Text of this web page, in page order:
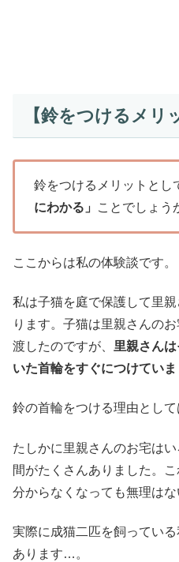
【鈴をつけるメリ
鈴をつけるメリットとし
にわかる」
ことでしょう
ここからは私の体験談です。
私は子猫を庭で保護して里
ります。子猫は里親さんの
渡したのですが、 里親さん
いた首輪をすぐにつけていま
鈴の首輪をつける理由として
たしかに里親さんのお宅は
間がたくさんありました。
分からなくなっても無理はな
実際に成猫二匹を飼ってい
あります…。